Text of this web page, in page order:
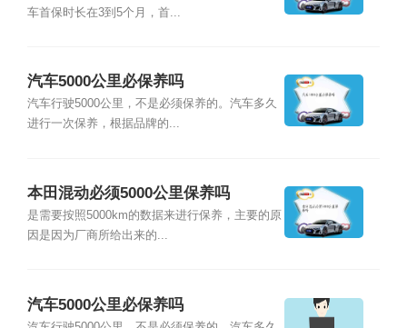
车首保时长在3到5个月，首...
汽车5000公里必保养吗
汽车行驶5000公里，不是必须保养的。汽车多久
进行一次保养，根据品牌的...
本田混动必须5000公里保养吗
是需要按照5000km的数据来进行保养，主要的原
因是因为厂商所给出来的...
汽车5000公里必保养吗